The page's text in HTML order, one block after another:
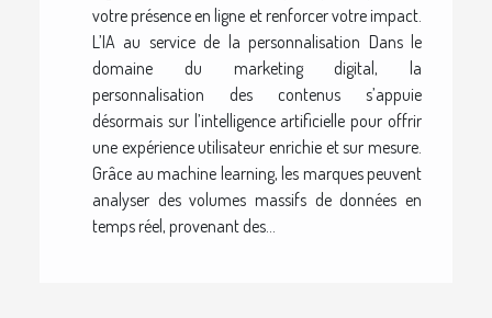
votre présence en ligne et renforcer votre impact.
L’IA au service de la personnalisation Dans le
domaine du marketing digital, la
personnalisation des contenus s’appuie
désormais sur l’intelligence artificielle pour offrir
une expérience utilisateur enrichie et sur mesure.
Grâce au machine learning, les marques peuvent
analyser des volumes massifs de données en
temps réel, provenant des...